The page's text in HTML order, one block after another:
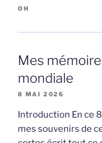
OH
Mes
mondiale
8 MAI 2026
Introduction En ce
mes souvenirs de